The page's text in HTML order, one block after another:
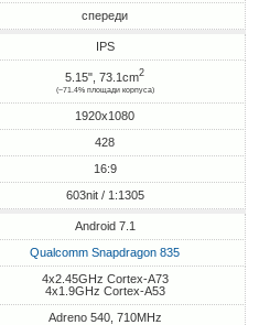
спереди
IPS
5.15", 73.1cm2
(~71.4% площади корпуса)
1920x1080
428
16:9
603nit / 1:1305
Android 7.1
Qualcomm Snapdragon 835
4x2.45GHz Cortex-A73
4x1.9GHz Cortex-A53
Adreno 540, 710MHz